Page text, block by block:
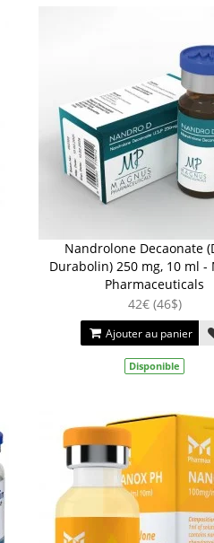
Nandrolone Decaonate
Durabolin) 250 mg, 10 ml -
Pharmaceuticals
42€ (46$)
Ajouter au panier
Disponible